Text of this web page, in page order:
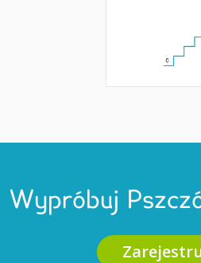
Wypróbuj